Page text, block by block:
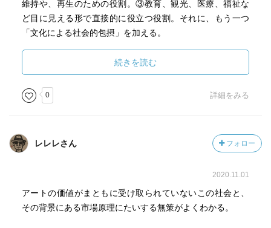
維持や、再生のための役割。③教育、観光、医療、福祉な
ど目に見える形で直接的に役立つ役割。それに、もう一つ
「文化による社会的包摂」を加える。
業は、農作業の中に、共同作業があり、そしてお祭りがあ
る。地域ごとに、神社をベースにした祭りが、ライフスタ
イルに弾みをつけていた。日本的なモデルは、集団という
チームプレーの良さが発揮されていた。稲作文化なんだろ
著者は、2012年の大阪の橋下府知事が、文楽を生まれて
初めて観劇し、「つまらない。二度と観に行かない」と言
それは、世界遺産のバーミヤンの遺跡をタリバンが破壊
した行為に似ているという。
続きを読む
0 詳細をみる
レレレさん フォロー
2020.11.01
アートの価値がまともに受け取られていないこの社会と、
その背景にある市場原理にたいする無策がよくわかる。